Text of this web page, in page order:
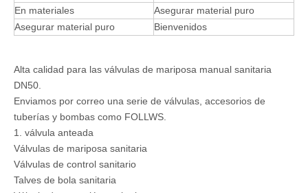
En materiales
Asegurar material puro
Asegurar material puro
Bienvenidos
Alta calidad para las válvulas de mariposa manual sanitaria
DN50.
Enviamos por correo una serie de válvulas, accesorios de
tuberías y bombas como FOLLWS.
1. válvula anteada
Válvulas de mariposa sanitaria
Válvulas de control sanitario
Talves de bola sanitaria